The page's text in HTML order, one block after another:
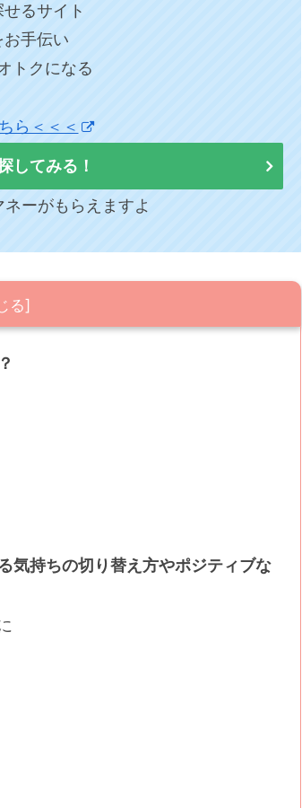
るサイト
手伝い
トクになる
ら＜＜＜
してみる！
ーがもらえますよ
気持ちの切り替え方やポジティブな